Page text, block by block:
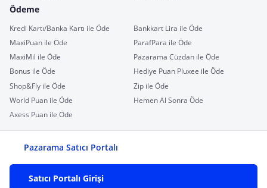
Ödeme
Kredi Kartı/Banka Kartı ile Öde
Bankkart Lira ile Öde
MaxiPuan ile Öde
ParafPara ile Öde
MaxiMil ile Öde
Pazarama Cüzdan ile Öde
Bonus ile Öde
Hediye Puan Pluxee ile Öde
Shop&Fly ile Öde
Zip ile Öde
World Puan ile Öde
Hemen Al Sonra Öde
Axess Puan ile Öde
Pazarama Satıcı Portalı
Satıcı Portalı Girişi